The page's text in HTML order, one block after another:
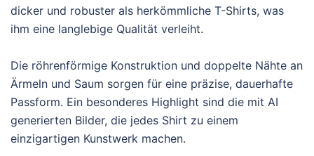
dicker und robuster als herkömmliche T-Shirts, was
ihm eine langlebige Qualität verleiht.
Die röhrenförmige Konstruktion und doppelte Nähte an
Ärmeln und Saum sorgen für eine präzise, dauerhafte
Passform. Ein besonderes Highlight sind die mit AI
generierten Bilder, die jedes Shirt zu einem
einzigartigen Kunstwerk machen.